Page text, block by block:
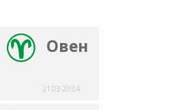
Овен
21.03-20.04